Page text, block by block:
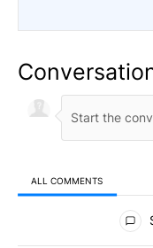
ALL COMMENTS
All Comments